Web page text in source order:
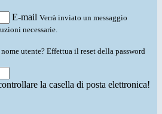
E-mail Verrà inviato un messaggio
necessarie.
utente? Effettua il reset della password
la casella di posta elettronica!